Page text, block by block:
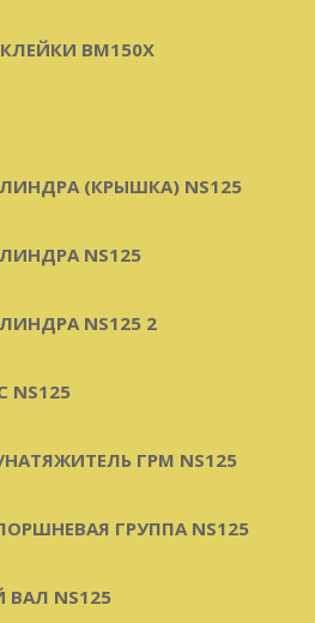
BM150X
(КРЫШКА) NS125
NS125
NS125 2
NS125
ГРМ NS125
ГРУППА NS125
NS125